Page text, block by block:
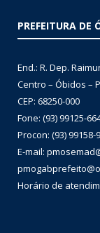
PREFEITURA DE
End.: R. Dep.
Centro – Óbidos –
CEP: 68250-000
Fone: (93) 99125-
Procon: (93) 99158-
E-mail:
Horário de